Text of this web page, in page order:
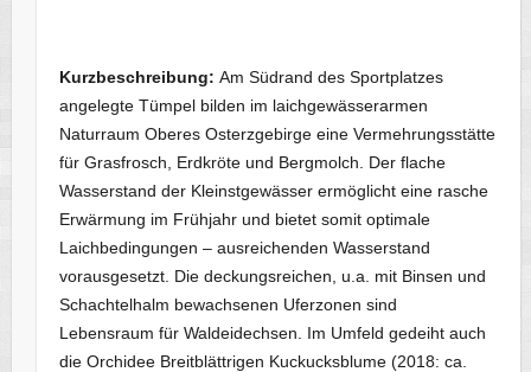
Kurzbeschreibung:Am Südrand des Sportplatzes
angelegte Tümpel bilden im laichgewässerarmen
Naturraum Oberes Osterzgebirge eine Vermehrungsstätte
für Grasfrosch, Erdkröte und Bergmolch. Der flache
Wasserstand der Kleinstgewässer ermöglicht eine rasche
Erwärmung im Frühjahr und bietet somit optimale
Laichbedingungen – ausreichenden Wasserstand
vorausgesetzt. Die deckungsreichen, u.a. mit Binsen und
Schachtelhalm bewachsenen Uferzonen sind
Lebensraum für Waldeidechsen. Im Umfeld gedeiht auch
die Orchidee Breitblättrigen Kuckucksblume (2018: ca.